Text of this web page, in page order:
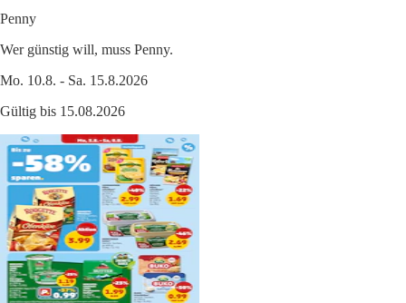
Penny
Wer günstig will, muss Penny.
Mo. 10.8. - Sa. 15.8.2026
Gültig bis 15.08.2026